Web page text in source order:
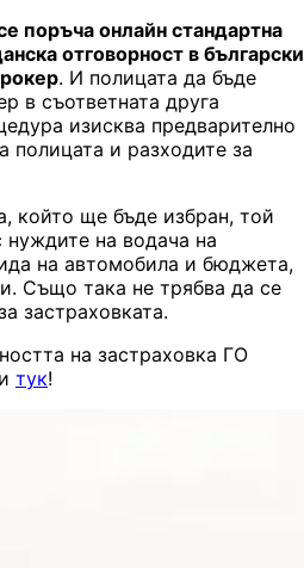
поръча онлайн стандартна
отговорност в български
. И полицата да бъде
в съответната друга
изисква предварително
полицата и разходите за
който ще бъде избран, той
нуждите на водача на
на автомобила и бюджета,
Също така не трябва да се
застраховката.
на застраховка ГО
тук!